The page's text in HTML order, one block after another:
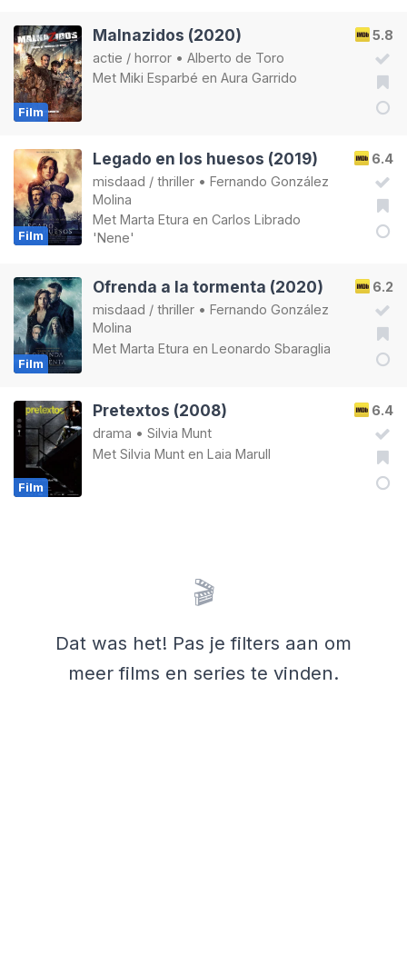
Film
5.8
Malnazidos (2020)
actie / horror • Alberto de Toro
Met Miki Esparbé en Aura Garrido
Film
6.4
Legado en los huesos (2019)
misdaad / thriller • Fernando González
Molina
Met Marta Etura en Carlos Librado
'Nene'
Film
6.2
Ofrenda a la tormenta (2020)
misdaad / thriller • Fernando González
Molina
Met Marta Etura en Leonardo Sbaraglia
Film
6.4
Pretextos (2008)
drama • Silvia Munt
Met Silvia Munt en Laia Marull
🎬
Dat was het! Pas je filters aan om
meer films en series te vinden.